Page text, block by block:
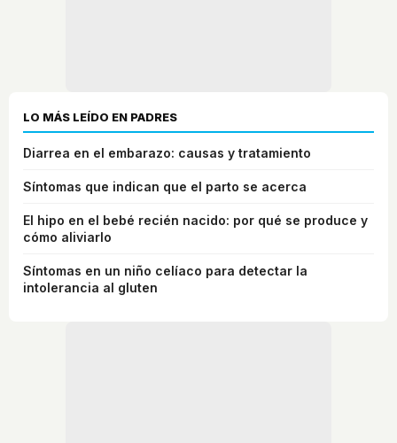
LO MÁS LEÍDO EN PADRES
Diarrea en el embarazo: causas y tratamiento
Síntomas que indican que el parto se acerca
El hipo en el bebé recién nacido: por qué se produce y
cómo aliviarlo
Síntomas en un niño celíaco para detectar la
intolerancia al gluten